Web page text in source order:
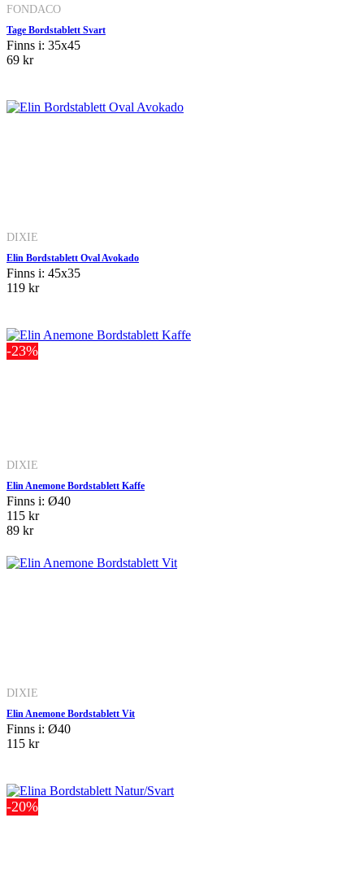
FONDACO
Tage Bordstablett Svart
Finns i: 35x45
69 kr
DIXIE
Elin Bordstablett Oval Avokado
Finns i: 45x35
119 kr
-23%
DIXIE
Elin Anemone Bordstablett Kaffe
Finns i: Ø40
115 kr
89 kr
DIXIE
Elin Anemone Bordstablett Vit
Finns i: Ø40
115 kr
-20%